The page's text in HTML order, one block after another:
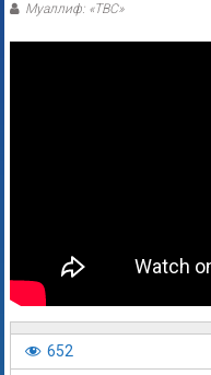
Муаллиф: «ТВС»
652